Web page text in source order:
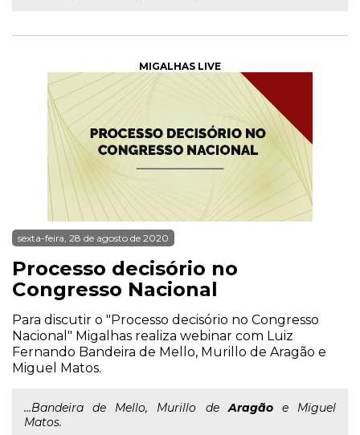
MIGALHAS LIVE
sexta-feira, 28 de agosto de 2020
Processo decisório no
Congresso Nacional
Para discutir o "Processo decisório no Congresso
Nacional" Migalhas realiza webinar com Luiz
Fernando Bandeira de Mello, Murillo de Aragão e
Miguel Matos.
...Bandeira de Mello, Murillo deAragãoe Miguel
Matos.